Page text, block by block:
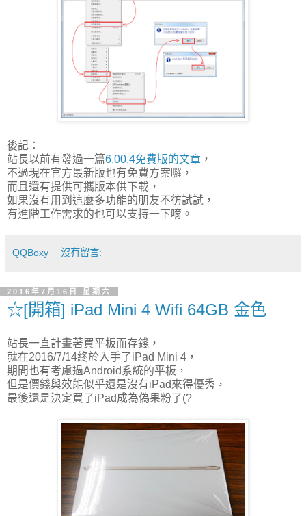
後記：
站長以前有發過一篇6.00.4免費版的文章 ，
不過現在官方最新版也有免費方案囉，
而且還有提供可攜版本供下載，
如果沒有用到這麼多功能的朋友不彷試試，
有進階工作需求的也可以支持一下唷。
QQBoxy 沒有留言:
2016年7月16日 星期六
☆[開箱] iPad Mini 4 Wifi 64GB 金色
站長一直計畫著買平板而存錢，
就在2016/7/14終於入手了iPad Mini 4，
期間也有考慮過Android系統的平板，
但是價錢與效能似乎還是沒有iPad來得優秀，
最後還是決定買了iPad成為偽果粉了(?